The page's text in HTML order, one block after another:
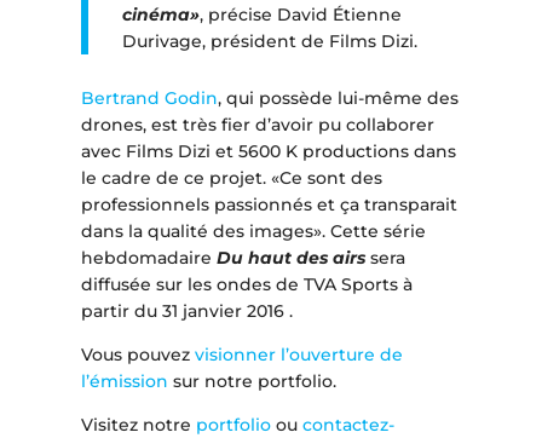
cinéma», précise David Étienne
Durivage, président de Films Dizi.
Bertrand Godin, qui possède lui-même des
drones, est très fier d’avoir pu collaborer
avec Films Dizi et 5600 K productions dans
le cadre de ce projet. «Ce sont des
professionnels passionnés et ça transparait
dans la qualité des images». Cette série
hebdomadaireDu haut des airs sera
diffusée sur les ondes de TVA Sports à
partir du 31 janvier 2016 .
Vous pouvezvisionner l’ouverture de
l’émission sur notre portfolio.
Visitez notre portfolio oucontactez-